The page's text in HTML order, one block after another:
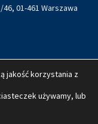
01-461 Warszawa
jakość korzystania z
używamy, lub